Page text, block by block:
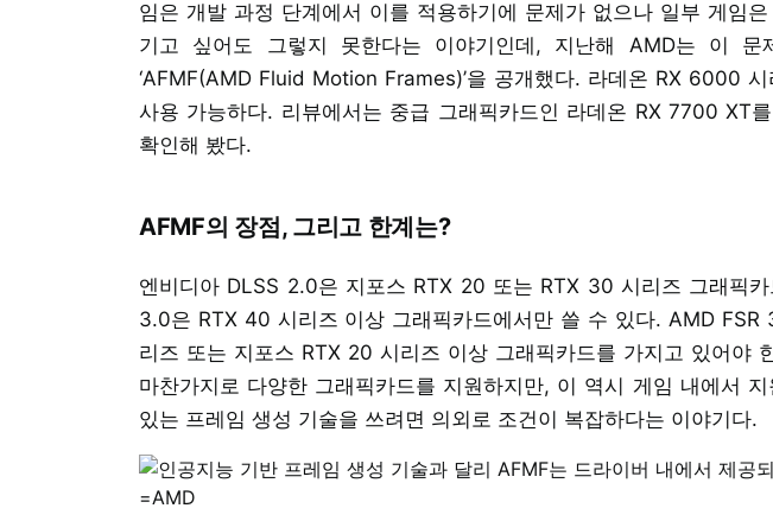
임은 개발 과정 단계에서 이를 적용하기에 문제가 없으나 일부 게임
기고 싶어도 그렇지 못한다는 이야기인데, 지난해 AMD는 이 문
‘AFMF(AMD Fluid Motion Frames)’을 공개했다. 라데온 RX 6000
사용 가능하다. 리뷰에서는 중급 그래픽카드인 라데온 RX 7700 XT
확인해 봤다.
AFMF의 장점, 그리고 한계는?
엔비디아 DLSS 2.0은 지포스 RTX 20 또는 RTX 30 시리즈 그래픽
3.0은 RTX 40 시리즈 이상 그래픽카드에서만 쓸 수 있다. AMD
리즈 또는 지포스 RTX 20 시리즈 이상 그래픽카드를 가지고 있어야
마찬가지로 다양한 그래픽카드를 지원하지만, 이 역시 게임 내에서
있는 프레임 생성 기술을 쓰려면 의외로 조건이 복잡하다는 이야기다.